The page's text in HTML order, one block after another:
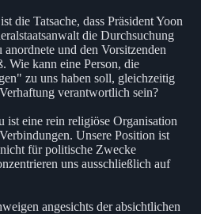
die Tatsache, dass Präsident Yoon
die Durchsuchung
und den Vorsitzenden
Wie kann eine Person, die
zu uns haben soll, gleichzeitig
verantwortlich sein?
ist eine rein religiöse Organisation
Unsere Position ist
für politische Zwecke
uns ausschließlich auf
angesichts der absichtlichen